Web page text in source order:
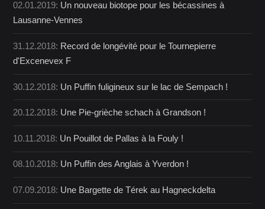
02.01.2019: Un nouveau biotope pour les bécassines à
Lausanne-Vennes
31.12.2018: Record de longévité pour le Tournepierre
d'Excenevex F
30.12.2018: Un Puffin fuligineux sur le lac de Sempach !
20.12.2018: Une Pie-grièche schach à Grandson !
10.11.2018: Un Pouillot de Pallas à la Fouly !
08.10.2018: Un Puffin des Anglais à Yverdon !
07.09.2018: Une Bargette de Térek au Hagneckdelta